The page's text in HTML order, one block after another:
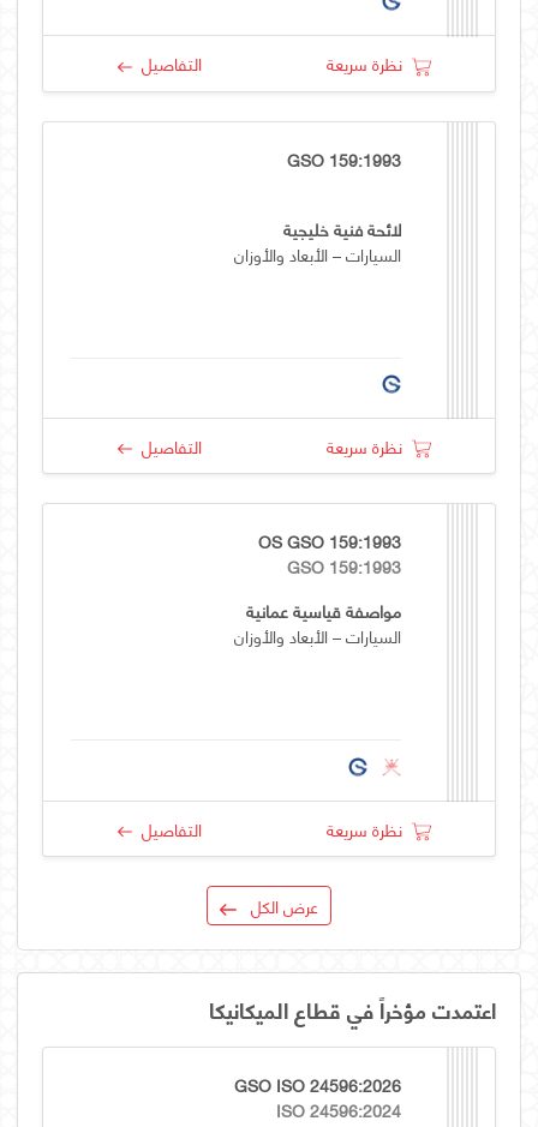
نظرة سريعة التفاصيل
GSO 159:1993
لائحة فنية خليجية
السيارات – الأبعاد والأوزان
نظرة سريعة التفاصيل
OS GSO 159:1993
GSO 159:1993
مواصفة قياسية عمانية
السيارات – الأبعاد والأوزان
نظرة سريعة التفاصيل
عرض الكل
اعتمدت مؤخراً في قطاع الميكانيكا
GSO ISO 24596:2026
ISO 24596:2024